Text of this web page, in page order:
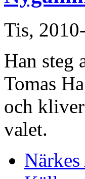
Tis,
Han steg
Tomas
och
valet.